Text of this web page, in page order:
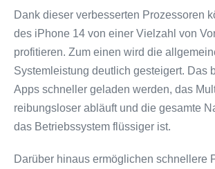
Dank dieser verbesserten Prozessoren
des iPhone 14 von einer Vielzahl von
profitieren. Zum einen wird die
Systemleistung deutlich gesteigert. Das
Apps schneller geladen werden, das
reibungsloser abläuft und die gesamte
das Betriebssystem flüssiger ist.
Darüber hinaus ermöglichen schnellere